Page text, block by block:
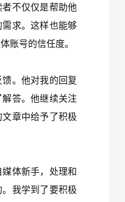
不仅仅是帮助他
求。这样也能够
账号的信任度。
。他对我的回复
答。他继续关注
章中给予了积极
体新手，处理和
我学到了要积极